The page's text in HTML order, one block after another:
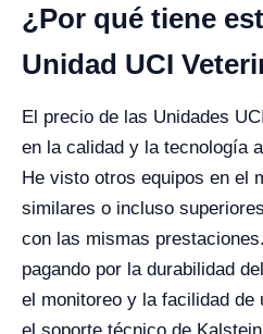
¿Por qué tiene
Unidad UCI
El precio de las Unidades
en la calidad y la tecnología
He visto otros equipos en el
similares o incluso
con las mismas
pagando por la durabilidad
el monitoreo y la facilidad de